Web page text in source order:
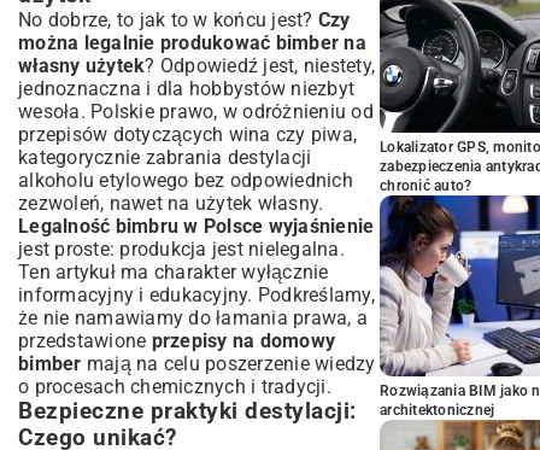
No dobrze, to jak to w końcu jest? Czy
można legalnie produkować bimber na
własny użytek? Odpowiedź jest, niestety,
jednoznaczna i dla hobbystów niezbyt
wesoła. Polskie prawo, w odróżnieniu od
przepisów dotyczących wina czy piwa,
kategorycznie zabrania destylacji
alkoholu etylowego bez odpowiednich
zezwoleń, nawet na użytek własny.
Legalność bimbru w Polsce wyjaśnienie
jest proste: produkcja jest nielegalna.
Ten artykuł ma charakter wyłącznie
informacyjny i edukacyjny. Podkreślamy,
że nie namawiamy do łamania prawa, a
przedstawione przepisy na domowy
bimber mają na celu poszerzenie wiedzy
o procesach chemicznych i tradycji.
Bezpieczne praktyki destylacji:
Czego unikać?
Lokalizator GPS,
zabezpieczenia
chronić auto?
Rozwiązania BIM jako
architektonicznej